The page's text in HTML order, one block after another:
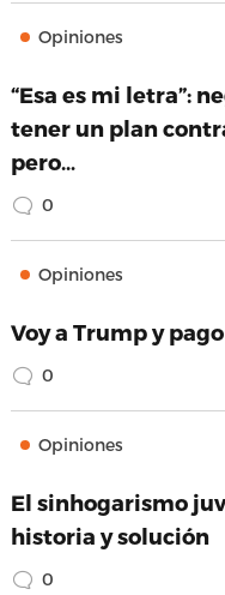
Opiniones
“Esa es mi letra”:
tener un plan
pero…
0
Opiniones
Voy a Trump y
0
Opiniones
El sinhogarismo
historia y solución
0